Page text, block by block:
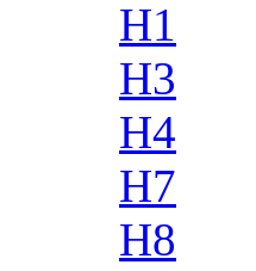
H1
H3
H4
H7
H8